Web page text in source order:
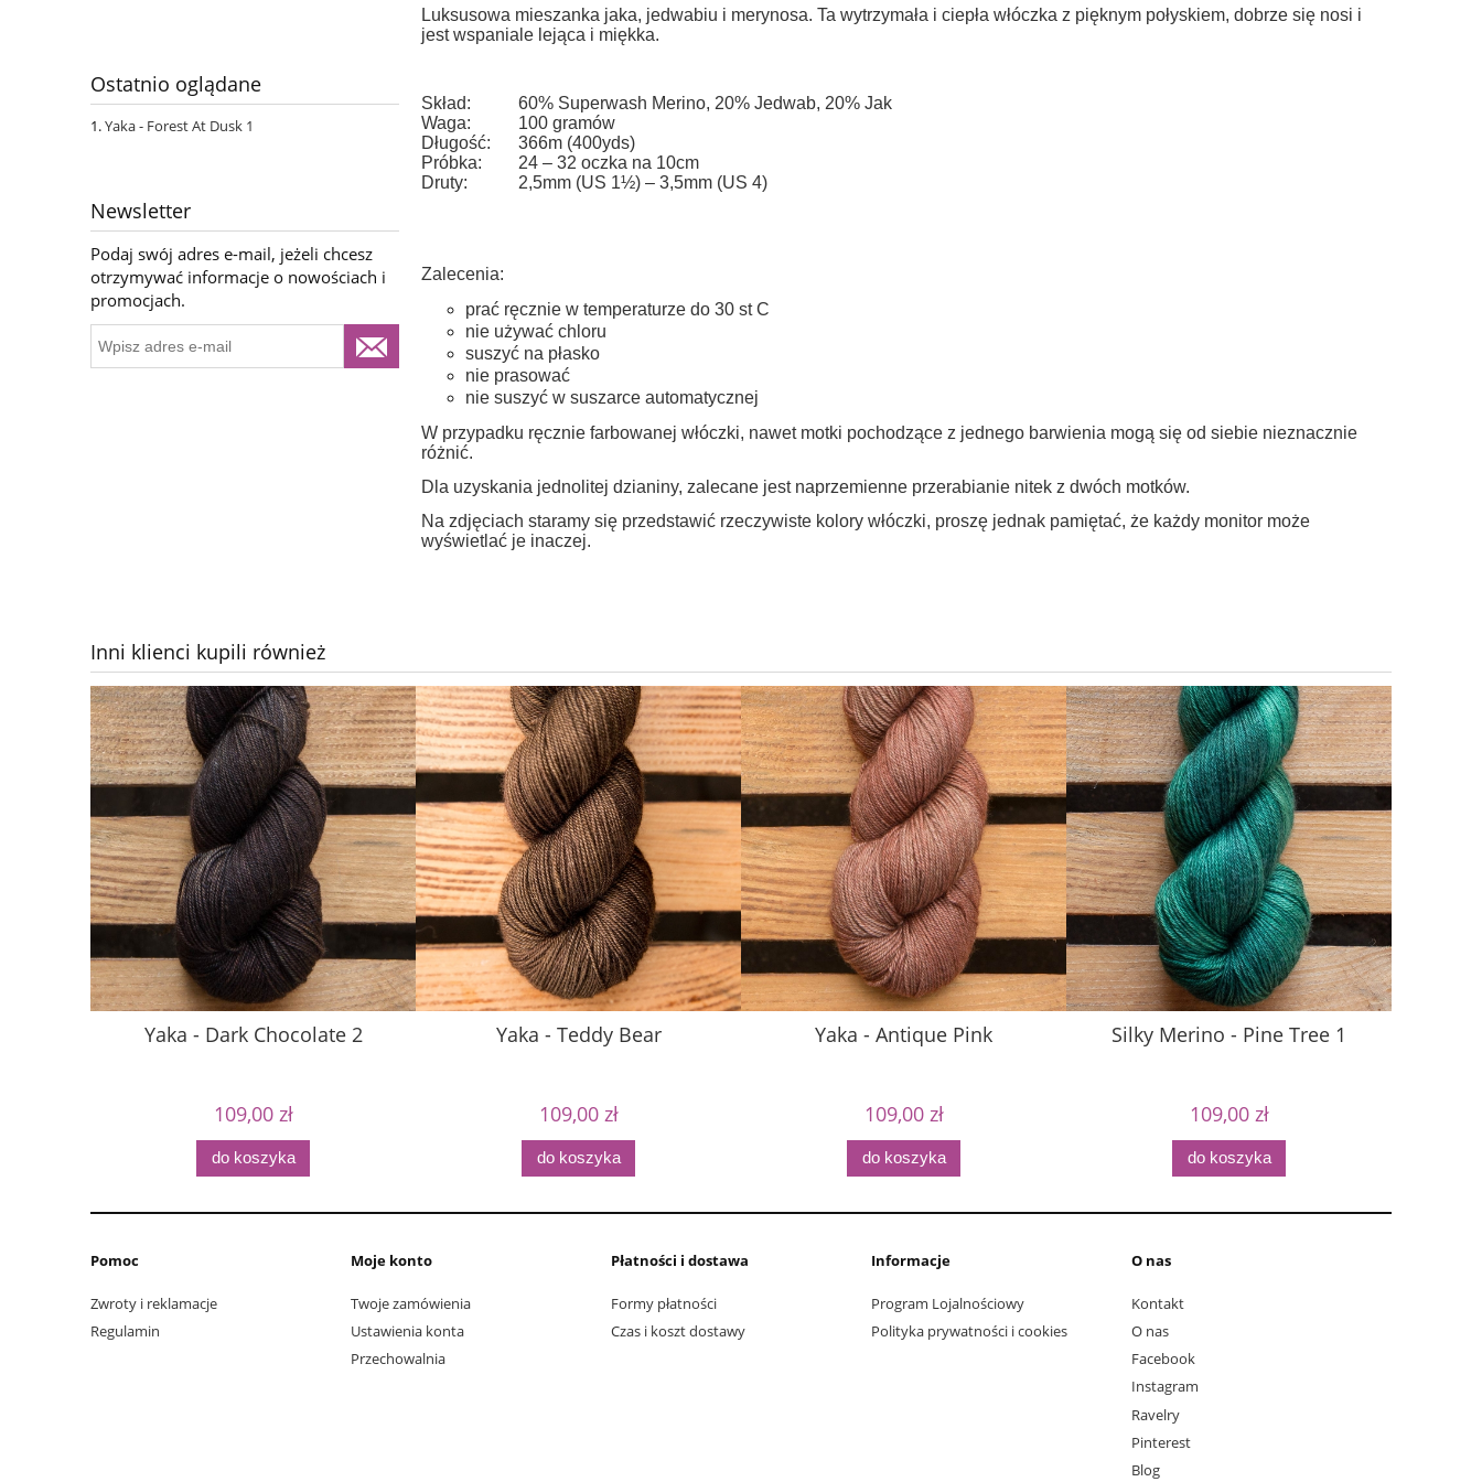
do koszyka do koszyka
Ostatnio oglądane
Yaka - Forest At Dusk 1
Newsletter
Podaj swój adres e-mail, jeżeli chcesz
otrzymywać informacje o nowościach i
promocjach.
Cena nie zawiera ewentualnych kosztów
Luksusowa mieszanka jaka, jedwabiu i merynosa. Ta wytrzymała i ciepła włóczka z pięknym połyskiem, dobrze się nosi i
jest wspaniale lejąca i miękka.
Skład:
60% Superwash Merino, 20% Jedwab, 20% Jak
Waga:
100 gramów
Długość:
366m (400yds)
Próbka:
24 – 32 oczka na 10cm
Druty:
2,5mm (US 1½) – 3,5mm (US 4)
Zalecenia:
prać ręcznie w temperaturze do 30 st C
nie używać chloru
suszyć na płasko
nie prasować
nie suszyć w suszarce automatycznej
W przypadku ręcznie farbowanej włóczki, nawet motki pochodzące z jednego barwienia mogą się od siebie nieznacznie
różnić.
Dla uzyskania jednolitej dzianiny, zalecane jest naprzemienne przerabianie nitek z dwóch motków.
Na zdjęciach staramy się przedstawić rzeczywiste kolory włóczki, proszę jednak pamiętać, że każdy monitor może
wyświetlać je inaczej.
Inni klienci kupili również
Yaka - Dark Chocolate 2
109,00 zł
do koszyka
Yaka - Teddy Bear
109,00 zł
do koszyka
Yaka - Antique Pink
109,00 zł
do koszyka
Silky Merino - Pine Tree 1
109,00 zł
do koszyka
Pomoc
Zwroty i reklamacje
Regulamin
Moje konto
Twoje zamówienia
Ustawienia konta
Przechowalnia
Płatności i dostawa
Formy płatności
Czas i koszt dostawy
Informacje
Program Lojalnościowy
Polityka prywatności i cookies
O nas
Kontakt
O nas
Facebook
Instagram
Ravelry
Pinterest
Blog